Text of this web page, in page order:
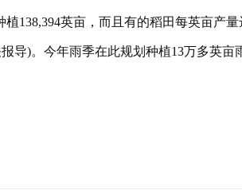
植138,394英亩，而且有的稻田每英亩产
导)。今年雨季在此规划种植13万多英